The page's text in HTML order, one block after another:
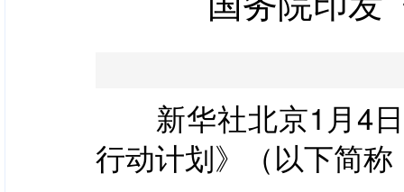
新华社北京1月4日
行动计划》（以下简